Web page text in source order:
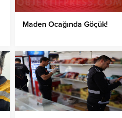
Maden Ocağında Göçük!